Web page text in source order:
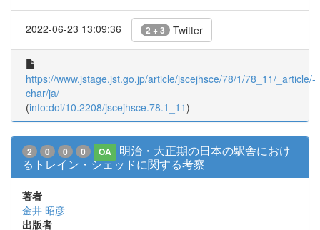
2022-06-23 13:09:36 2 + 3 Twitter
https://www.jstage.jst.go.jp/article/jscejhsce/78/1/78_11/_article/-
char/ja/
(info:doi/10.2208/jscejhsce.78.1_11)
2 0 0 0 OA
明治・大正期の日本の駅舎におけ
るトレイン・シェッドに関する考察
著者
金井 昭彦
出版者